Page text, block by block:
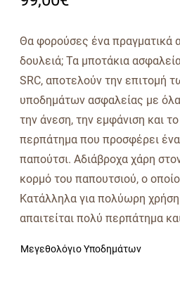
Θα φορούσες ένα πραγματικά
δουλειά; Τα μποτάκια
SRC, αποτελούν την επιτομή
υποδημάτων ασφαλείας με όλα
την άνεση, την εμφάνιση και
περπάτημα που προσφέρει
παπούτσι. Αδιάβροχα χάρη
κορμό του παπουτσιού, ο
Κατάλληλα για πολύωρη χρήση
απαιτείται πολύ περπάτημα
Μεγεθολόγιο Υποδημάτων